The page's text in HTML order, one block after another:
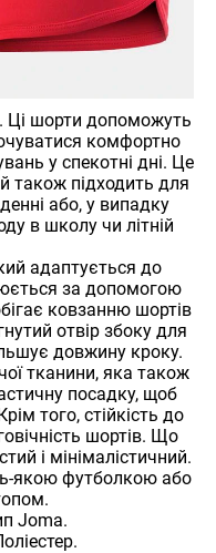
Ці шорти допоможуть
комфортно
у спекотні дні. Це
також підходить для
або, у випадку
в школу чи літній
адаптується до
за допомогою
ковзанню шортів
отвір збоку для
довжину кроку.
тканини, яка також
посадку, щоб
того, стійкість до
шортів. Що
і мінімалістичний.
якою футболкою або
Joma.